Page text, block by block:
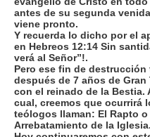
antes de su segunda
viene pronto.
Y recuerda lo dicho por el
en Hebreos 12:14 Sin
verá al Señor”!.
Pero ese fin de destrucción
después de 7 años de
con el reinado de la Bestia.
cual, creemos que ocurrirá
teólogos llaman: El Rapto o
Arrebatamiento de la Iglesia.